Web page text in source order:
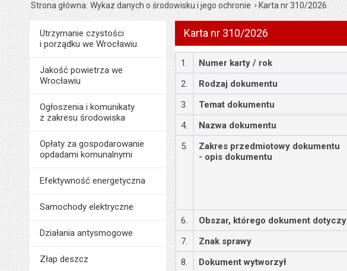
Strona główna Wykaz danych o środowisku i jego ochronie Karta nr 310/2026
MenuŚrodowisko i ekologia
Utrzymanie czystości
i porządku we Wrocławiu
Jakość powietrza we
Wrocławiu
Ogłoszenia i komunikaty
z zakresu środowiska
Opłaty za gospodarowanie
opdadami komunalnymi
Efektywność energetyczna
Samochody elektryczne
Działania antysmogowe
Złap deszcz
Karta nr 310/2026
Szczegóły
1. Numer karty / rok
2.
Rodzaj dokumentu
3.
Temat dokumentu
4.
Nazwa dokumentu
5.
Zakres przedmiotowy dokumentu
- opis dokumentu
6.
Obszar, którego dokument dotyczy
7.
Znak sprawy
8.
Dokument wytworzył